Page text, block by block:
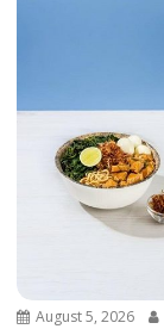
o
August 5, 2026